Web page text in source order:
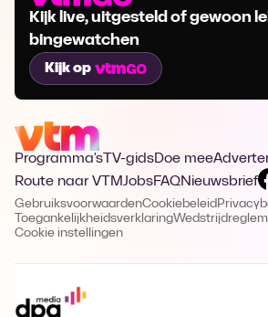
Kijk live, uitgesteld of gewoon
bingewatchen
Kijk op
Programma's TV-gidsDoe mee
Route naar VTMJobsFAQNieuwsbrief
GebruiksvoorwaardenCookiebeleid
Toegankelijkheidsverklaring
Cookie instellingen